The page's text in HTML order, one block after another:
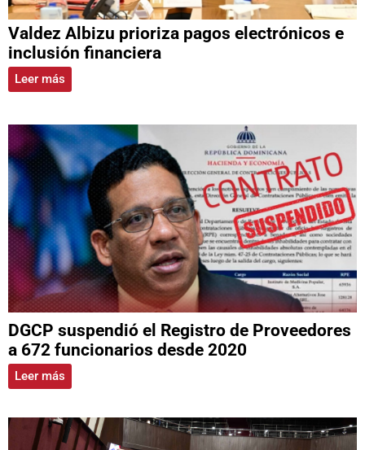
Valdez Albizu prioriza pagos electrónicos e
inclusión financiera
Leer más
DGCP suspendió el Registro de Proveedores
a 672 funcionarios desde 2020
Leer más